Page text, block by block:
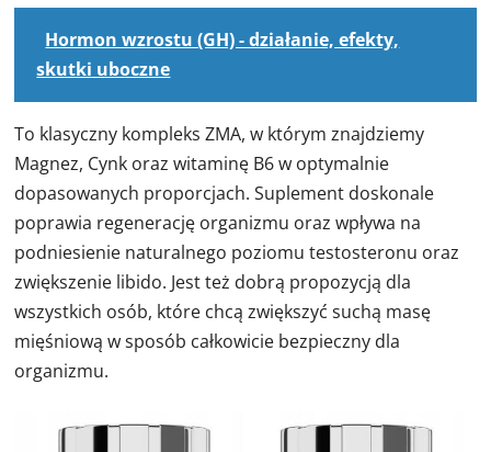
Hormon wzrostu (GH) - działanie, efekty,
skutki uboczne
To klasyczny kompleks ZMA, w którym znajdziemy
Magnez, Cynk oraz witaminę B6 w optymalnie
dopasowanych proporcjach. Suplement doskonale
poprawia regenerację organizmu oraz wpływa na
podniesienie naturalnego poziomu testosteronu oraz
zwiększenie libido. Jest też dobrą propozycją dla
wszystkich osób, które chcą zwiększyć suchą masę
mięśniową w sposób całkowicie bezpieczny dla
organizmu.